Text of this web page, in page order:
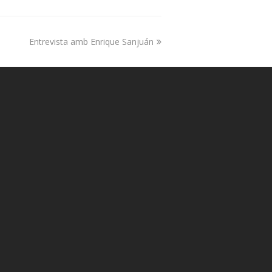
Entrevista amb Enrique Sanjuán